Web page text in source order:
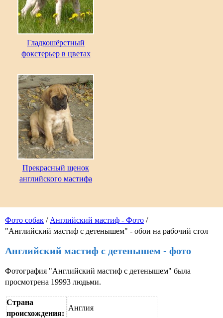
Фото собак / Английский мастиф - Фото /
"Английский мастиф с детенышем" - обои на рабочий стол
Английский мастиф с детенышем - фото
Фотография "Английский мастиф с детенышем" была
просмотрена 19993 людьми.
Страна
происхождения:
Англия
Гладкошёрстный
фокстерьер в цветах
Прекрасный щенок
английского мастифа